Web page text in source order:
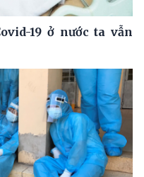
19 ở nước ta vẫn